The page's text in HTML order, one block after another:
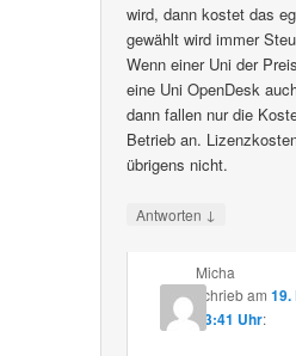
wird, dann kostet das
gewählt wird immer
Wenn einer Uni der
eine Uni OpenDesk
dann fallen nur die
Betrieb an.
übrigens nicht.
Antworten ↓
Micha
schriebam 19.
13:41 Uhr: